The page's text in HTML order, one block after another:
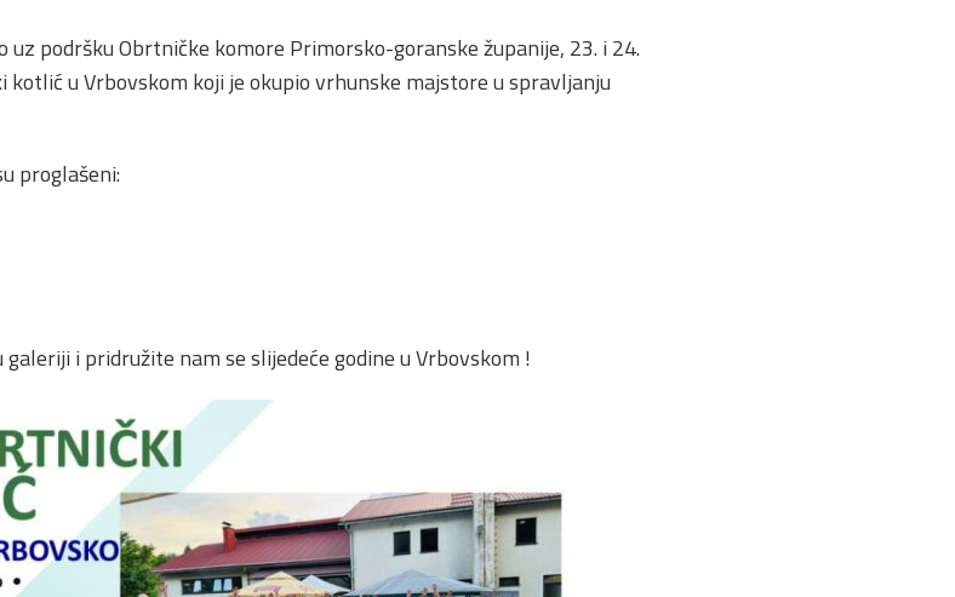
podršku Obrtničke komore Primorsko-goranske županije, 23. i 24.
u Vrbovskom koji je okupio vrhunske majstore u spravljanju
proglašeni:
i pridružite nam se slijedeće godine u Vrbovskom !